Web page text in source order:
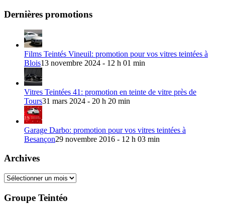
Dernières promotions
Films Teintés Vineuil: promotion pour vos vitres teintées à
Blois13 novembre 2024 - 12 h 01 min
Vitres Teintées 41: promotion en teinte de vitre près de
Tours31 mars 2024 - 20 h 20 min
Garage Darbo: promotion pour vos vitres teintées à
Besançon29 novembre 2016 - 12 h 03 min
Archives
Archives
Groupe Teintéo